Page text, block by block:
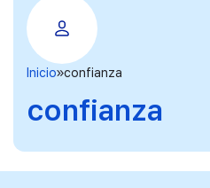
Inicio confianza
confianza